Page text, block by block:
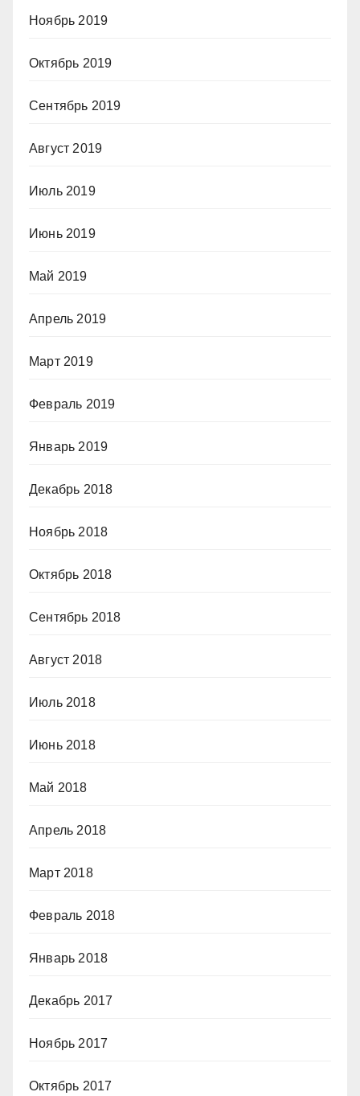
Ноябрь 2019
Октябрь 2019
Сентябрь 2019
Август 2019
Июль 2019
Июнь 2019
Май 2019
Апрель 2019
Март 2019
Февраль 2019
Январь 2019
Декабрь 2018
Ноябрь 2018
Октябрь 2018
Сентябрь 2018
Август 2018
Июль 2018
Июнь 2018
Май 2018
Апрель 2018
Март 2018
Февраль 2018
Январь 2018
Декабрь 2017
Ноябрь 2017
Октябрь 2017